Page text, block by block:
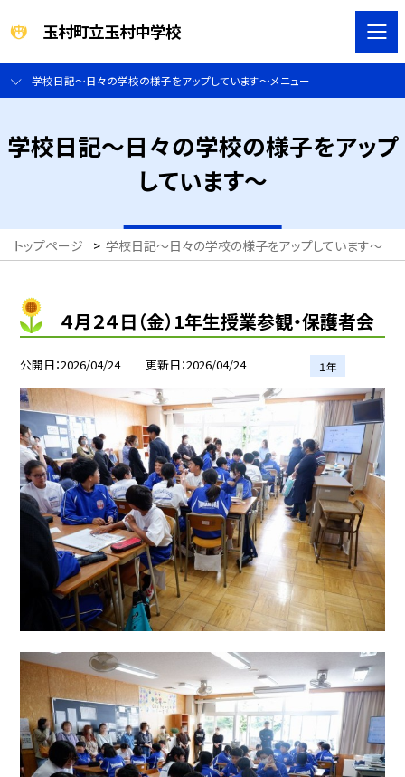
玉村町立玉村中学校
学校日記～日々の学校の様子をアップしています～メニュー
学校日記～日々の学校の様子をアップ
しています～
トップページ > 学校日記～日々の学校の様子をアップしています～
４月２４日（金）1年生授業参観・保護者会
公開日 2026/04/24 更新日 2026/04/24 １年